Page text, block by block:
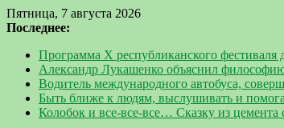
Пятница, 7 августа 2026
Последнее:
Программа Х республиканского
Александр Лукашенко объяснил
Водитель международного автобуса,
Быть ближе к людям, выслушивать и
Колобок и все-все-все… Сказку из